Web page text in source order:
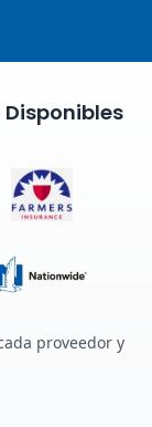
Disponibles
proveedor y